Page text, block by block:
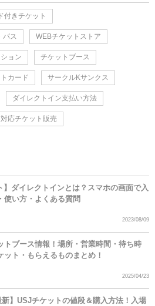
付きチケット
パス WEBチケットストア
ョン チケットブース
カード サークルKサンクス
ダイレクトイン支払い方法
応チケット販売
】ダイレクトインとは？スマホの画面で入
使い方・よくある質問
2023/08/09
トブース情報！場所・営業時間・待ち時
ット・もらえるものまとめ！
2025/04/23
新】USJチケットの値段＆購入方法！入場